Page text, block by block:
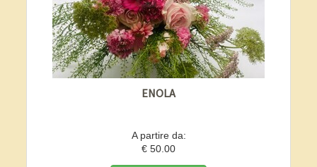
ENOLA
A partire da:
€ 50.00